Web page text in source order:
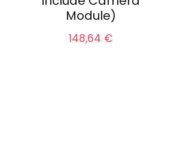
Module)
148,64 €